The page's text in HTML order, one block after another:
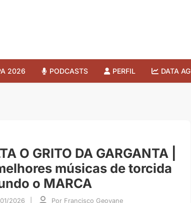
2026 PODCASTS PERFIL DATA AG
O GRITO DA GARGANTA |
músicas de torcida
o MARCA
2026 Por Francisco Geovane